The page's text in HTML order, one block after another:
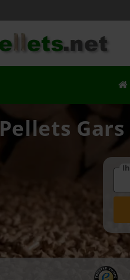
Pellets